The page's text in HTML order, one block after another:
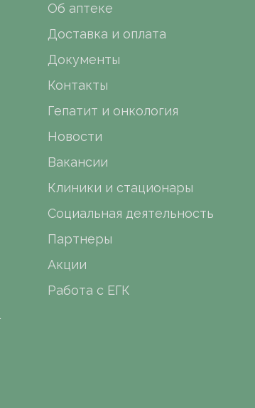
Об аптеке
Доставка и оплата
Документы
Контакты
Гепатит и онкология
Новости
Вакансии
Клиники и стационары
Социальная деятельность
Партнеры
Акции
Работа с ЕГК